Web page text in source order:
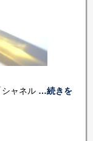
ャネル …続きを